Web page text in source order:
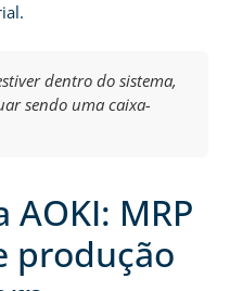
dentro do sistema,
sendo uma caixa-
AOKI: MRP
produção